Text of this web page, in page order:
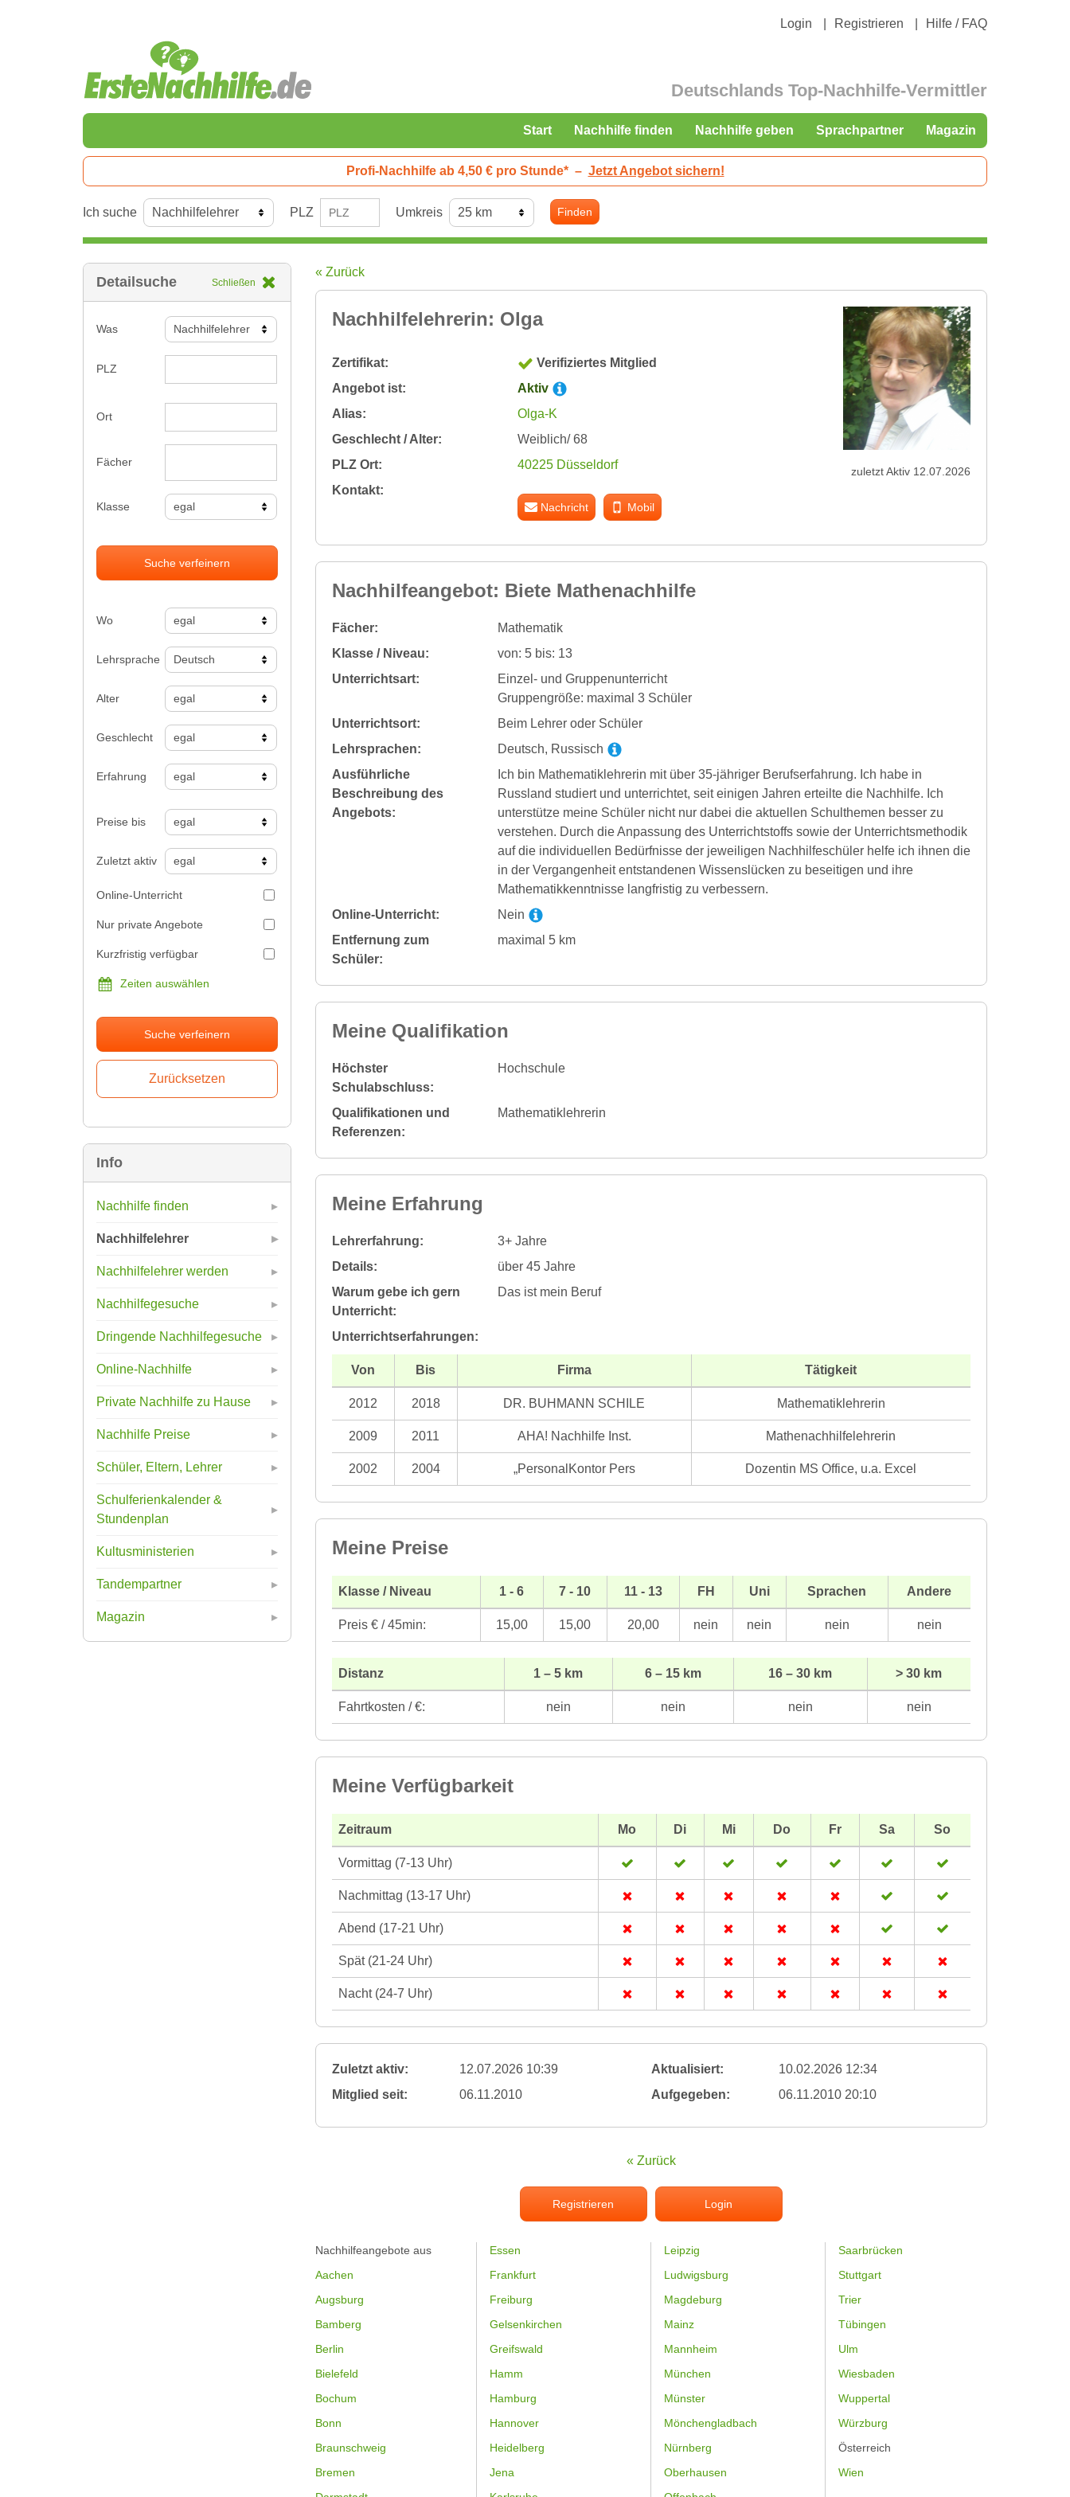
Login Registrieren Hilfe / FAQ
Deutschlands Top-Nachhilfe-Vermittler
Start Nachhilfe finden Nachhilfe geben Sprachpartner Magazin
Profi-Nachhilfe ab 4,50 € pro Stunde* – Jetzt Angebot sichern!
Ich suche PLZ Umkreis Finden
Detailsuche Schließen
Was
PLZ
Ort
Fächer
Klasse
Suche verfeinern
Wo
Lehrsprache
Alter
Geschlecht
Erfahrung
Preise bis
Zuletzt aktiv
Online-Unterricht
Nur private Angebote
Kurzfristig verfügbar
Zeiten auswählen
Suche verfeinern
Info
Nachhilfe finden
Nachhilfelehrer
Nachhilfelehrer werden
Nachhilfegesuche
Dringende Nachhilfegesuche
Online-Nachhilfe
Private Nachhilfe zu Hause
Nachhilfe Preise
Schüler, Eltern, Lehrer
Schulferienkalender &
Stundenplan
Kultusministerien
Tandempartner
Magazin
« Zurück
Nachhilfelehrerin: Olga
Zertifikat:
Verifiziertes Mitglied
Angebot ist:
Aktiv
Alias:
Olga-K
Geschlecht / Alter:
Weiblich/ 68
PLZ Ort:
40225 Düsseldorf
Kontakt:
Nachricht Mobil
zuletzt Aktiv 12.07.2026
Nachhilfeangebot: Biete Mathenachhilfe
Fächer:
Mathematik
Klasse / Niveau:
von: 5 bis: 13
Unterrichtsart:
Einzel- und Gruppenunterricht
Gruppengröße: maximal 3 Schüler
Unterrichtsort:
Beim Lehrer oder Schüler
Lehrsprachen:
Deutsch, Russisch
Ausführliche
Beschreibung des
Angebots:
Ich bin Mathematiklehrerin mit über 35-jähriger Berufserfahrung. Ich habe in
Russland studiert und unterrichtet, seit einigen Jahren erteilte die Nachhilfe. Ich
unterstütze meine Schüler nicht nur dabei die aktuellen Schulthemen besser zu
verstehen. Durch die Anpassung des Unterrichtstoffs sowie der Unterrichtsmethodik
auf die individuellen Bedürfnisse der jeweiligen Nachhilfeschüler helfe ich ihnen die
in der Vergangenheit entstandenen Wissenslücken zu beseitigen und ihre
Mathematikkenntnisse langfristig zu verbessern.
Online-Unterricht:
Nein
Entfernung zum
Schüler:
maximal 5 km
Meine Qualifikation
Höchster
Schulabschluss:
Hochschule
Qualifikationen und
Referenzen:
Mathematiklehrerin
Meine Erfahrung
Lehrerfahrung:
3+ Jahre
Details:
über 45 Jahre
Warum gebe ich gern
Unterricht:
Das ist mein Beruf
Unterrichtserfahrungen:
Von Bis Firma Tätigkeit
2012 2018 DR. BUHMANN SCHILE Mathematiklehrerin
2009 2011 AHA! Nachhilfe Inst. Mathenachhilfelehrerin
2002 2004 „PersonalKontor Pers Dozentin MS Office, u.a. Excel
Meine Preise
Klasse / Niveau 1 - 6 7 - 10 11 - 13 FH Uni Sprachen Andere
Preis € / 45min: 15,00 15,00 20,00 nein nein nein nein
Distanz 1 – 5 km 6 – 15 km 16 – 30 km > 30 km
Fahrtkosten / €: nein nein nein nein
Meine Verfügbarkeit
Zeitraum Mo Di Mi Do Fr Sa So
Vormittag (7-13 Uhr)
Nachmittag (13-17 Uhr)
Abend (17-21 Uhr)
Spät (21-24 Uhr)
Nacht (24-7 Uhr)
Zuletzt aktiv: 12.07.2026 10:39 Aktualisiert:
10.02.2026 12:34
Mitglied seit:
06.11.2010 Aufgegeben: 06.11.2010 20:10
« Zurück
Registrieren Login
Nachhilfeangebote aus
Aachen
Augsburg
Bamberg
Berlin
Bielefeld
Bochum
Bonn
Braunschweig
Bremen
Essen
Frankfurt
Freiburg
Gelsenkirchen
Greifswald
Hamm
Hamburg
Hannover
Heidelberg
Jena
Leipzig
Ludwigsburg
Magdeburg
Mainz
Mannheim
München
Münster
Mönchengladbach
Nürnberg
Oberhausen
Saarbrücken
Stuttgart
Trier
Tübingen
Ulm
Wiesbaden
Wuppertal
Würzburg
Österreich
Wien